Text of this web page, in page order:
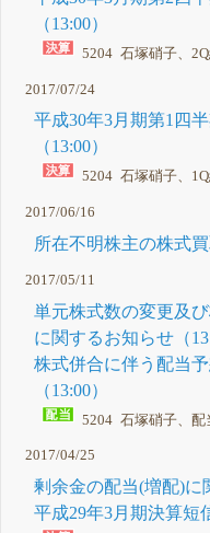
（13:00）
5204 石塚硝子、
2017/07/24
平成30年3月期第1四
（13:00）
5204 石塚硝子、
2017/06/16
所在不明株主の株式
2017/05/11
単元株式数の変更及
に関するお知らせ（
株式併合に伴う配当
（13:00）
5204 石塚硝子、配
2017/04/25
剰余金の配当(増配)に
平成29年3月期決算短